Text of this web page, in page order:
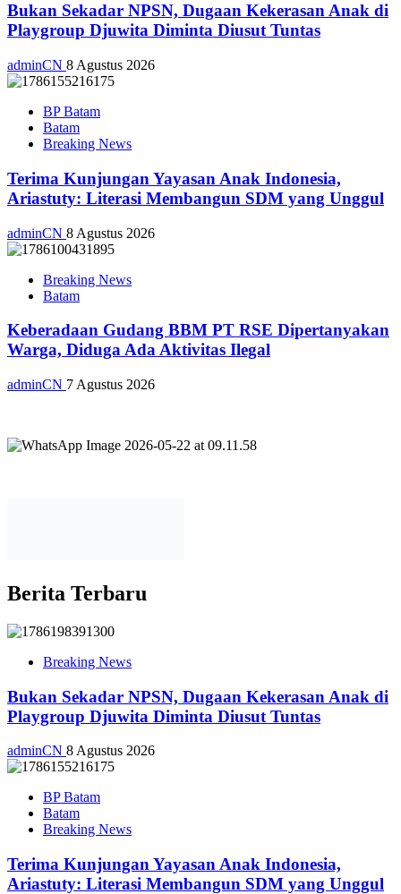
Bukan Sekadar NPSN, Dugaan Kekerasan Anak di
Playgroup Djuwita Diminta Diusut Tuntas
adminCN 8 Agustus 2026
BP Batam
Batam
Breaking News
Terima Kunjungan Yayasan Anak Indonesia,
Ariastuty: Literasi Membangun SDM yang Unggul
adminCN 8 Agustus 2026
Breaking News
Batam
Keberadaan Gudang BBM PT RSE Dipertanyakan
Warga, Diduga Ada Aktivitas Ilegal
adminCN 7 Agustus 2026
Berita Terbaru
Breaking News
Bukan Sekadar NPSN, Dugaan Kekerasan Anak di
Playgroup Djuwita Diminta Diusut Tuntas
adminCN 8 Agustus 2026
BP Batam
Batam
Breaking News
Terima Kunjungan Yayasan Anak Indonesia,
Ariastuty: Literasi Membangun SDM yang Unggul